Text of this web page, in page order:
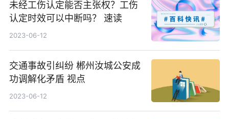
未经工伤认定能否主张权？工伤
认定时效可以中断吗？ 速读
2023-06-12
交通事故引纠纷 郴州汝城公安成
功调解化矛盾 视点
2023-06-12